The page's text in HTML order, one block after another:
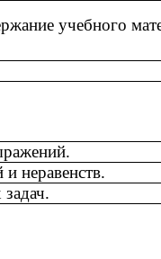
учебного
неравенств.